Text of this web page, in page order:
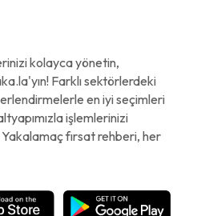
kolayca yönetin,
Farklı sektörlerdeki
en iyi seçimleri
işlemlerinizi
fırsat rehberi, her